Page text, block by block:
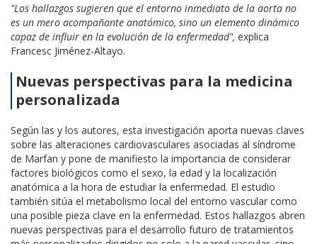
"Los hallazgos sugieren que el entorno inmediato de la aorta no
es un mero acompañante anatómico, sino un elemento dinámico
capaz de influir en la evolución de la enfermedad", explica
Francesc Jiménez-Altayo.
Nuevas perspectivas para la medicina
personalizada
Según las y los autores, esta investigación aporta nuevas claves
sobre las alteraciones cardiovasculares asociadas al síndrome
de Marfan y pone de manifiesto la importancia de considerar
factores biológicos como el sexo, la edad y la localización
anatómica a la hora de estudiar la enfermedad. El estudio
también sitúa el metabolismo local del entorno vascular como
una posible pieza clave en la enfermedad. Estos hallazgos abren
nuevas perspectivas para el desarrollo futuro de tratamientos